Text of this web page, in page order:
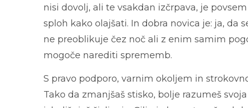
nisi dovolj, ali te vsakdan izčrpava, je
sploh kako olajšati. In dobra novica je: ja, da
ne preoblikuje čez noč ali z enim samim
mogoče narediti sprememb.
S pravo podporo, varnim okoljem in
Tako da zmanjšaš stisko, bolje razumeš